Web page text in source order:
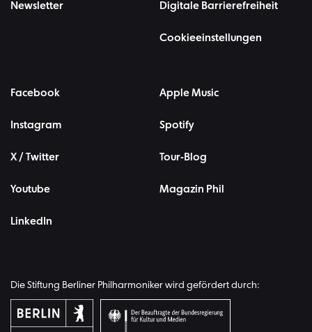
Newsletter Digitale Barrierefreiheit
Cookieeinstellungen
Facebook
Instagram
X / Twitter
Youtube
LinkedIn
Apple Music
Spotify
Tour-Blog
Magazin Phil
Die Stiftung Berliner Philharmoniker wird gefördert durch: